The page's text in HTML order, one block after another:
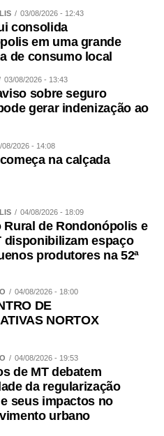
03/08/2026 - 12:43
consolida
em uma grande
de consumo local
03/08/2026 - 13:43
sobre seguro
gerar indenização ao
08/2026 - 14:08
na calçada
04/08/2026 - 18:09
Rural de Rondonópolis e
disponibilizam espaço
produtores na 52ª
04/08/2026 - 18:00
DE
NORTOX
04/08/2026 - 19:53
de MT debatem
da regularização
seus impactos no
urbano